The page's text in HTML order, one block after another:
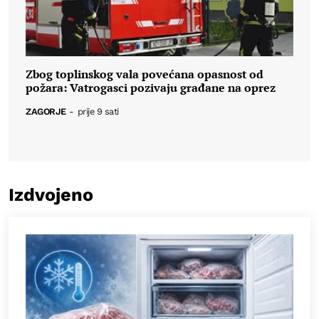
Zbog toplinskog vala povećana opasnost od
požara: Vatrogasci pozivaju građane na oprez
ZAGORJE - prije 9 sati
Izdvojeno